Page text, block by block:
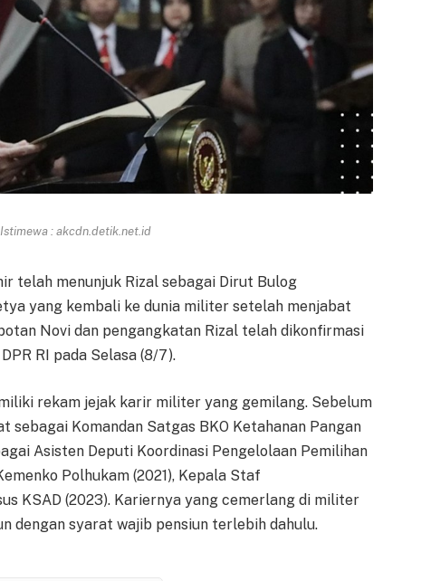
: akcdn.detik.net.id
telah menunjuk Rizal sebagai Dirut Bulog
yang kembali ke dunia militer setelah menjabat
Novi dan pengangkatan Rizal telah dikonfirmasi
RI pada Selasa (8/7).
rekam jejak karir militer yang gemilang. Sebelum
sebagai Komandan Satgas BKO Ketahanan Pangan
Asisten Deputi Koordinasi Pengelolaan Pemilihan
Polhukam (2021), Kepala Staf
KSAD (2023). Kariernya yang cemerlang di militer
dengan syarat wajib pensiun terlebih dahulu.